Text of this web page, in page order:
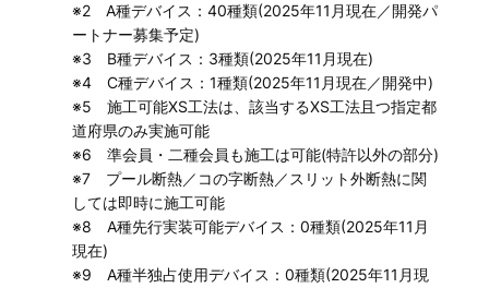
※2 A種デバイス：40種類(2025年11月現在／開発パ
ートナー募集予定)
※3 B種デバイス：3種類(2025年11月現在)
※4 C種デバイス：1種類(2025年11月現在／開発中)
※5 施工可能XS工法は、該当するXS工法且つ指定都
道府県のみ実施可能
※6 準会員・二種会員も施工は可能(特許以外の部分)
※7 プール断熱／コの字断熱／スリット外断熱に関
しては即時に施工可能
※8 A種先行実装可能デバイス：0種類(2025年11月
現在)
※9 A種半独占使用デバイス：0種類(2025年11月現